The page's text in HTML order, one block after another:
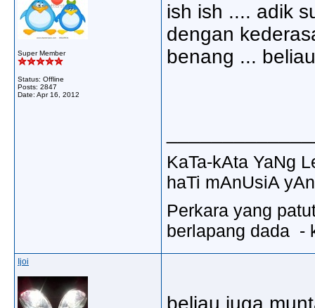
Super Member
Status: Offline
Posts: 2847
Date: Apr 16, 2012
ish ish .... adik
dengan
benang ...
KaTa-kAta YaNg
haTi mAnUsiA
Perkara yang
berlapang dada -
Ijoi
beliau juga